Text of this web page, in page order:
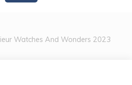
Watches And Wonders 2023